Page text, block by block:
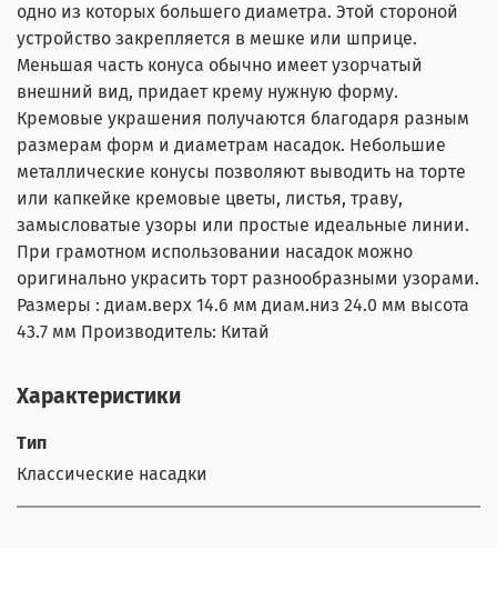
одно из которых большего диаметра. Этой стороной
устройство закрепляется в мешке или шприце.
Меньшая часть конуса обычно имеет узорчатый
внешний вид, придает крему нужную форму.
Кремовые украшения получаются благодаря разным
размерам форм и диаметрам насадок. Небольшие
металлические конусы позволяют выводить на торте
или капкейке кремовые цветы, листья, траву,
замысловатые узоры или простые идеальные линии.
При грамотном использовании насадок можно
оригинально украсить торт разнообразными узорами.
Размеры : диам.верх 14.6 мм диам.низ 24.0 мм высота
43.7 мм Производитель: Китай
Характеристики
Тип
Классические насадки